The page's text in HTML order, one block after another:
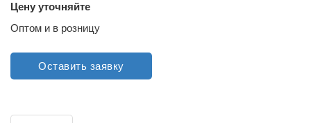
Цену уточняйте
Оптом и в розницу
Оставить заявку